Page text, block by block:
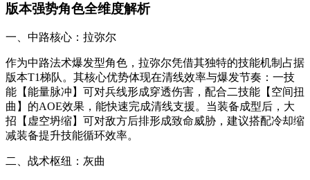
版本强势角色全维度解析
一、中路核心：拉弥尔
作为中路法术爆发型角色，拉弥尔凭借其独特的技能机制占据
版本T1梯队。其核心优势体现在清线效率与爆发节奏：一技
能【能量脉冲】可对兵线形成穿透伤害，配合二技能【空间扭
曲】的AOE效果，能快速完成清线支援。当装备成型后，大
招【虚空坍缩】可对敌方后排形成致命威胁，建议搭配冷却缩
减装备提升技能循环效率。
二、战术枢纽：灰曲